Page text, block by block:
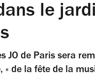
le
JO de Paris sera
« de la fête de la